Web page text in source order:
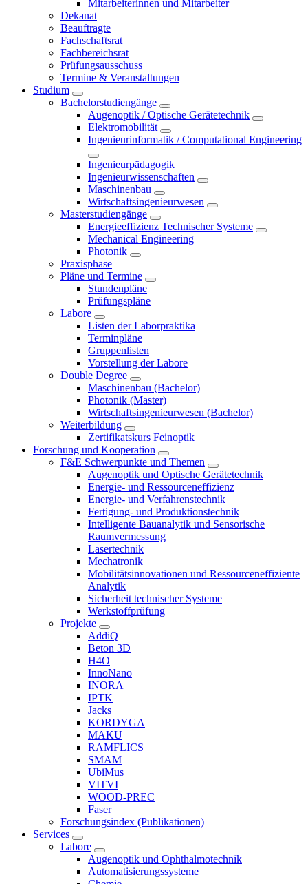
Mitarbeiterinnen und Mitarbeiter
Dekanat
Beauftragte
Fachschaftsrat
Fachbereichsrat
Prüfungsausschuss
Termine & Veranstaltungen
Studium
Bachelorstudiengänge
Augenoptik / Optische Gerätetechnik
Elektromobilität
Ingenieurinformatik / Computational Engineering
Ingenieurpädagogik
Ingenieurwissenschaften
Maschinenbau
Wirtschaftsingenieurwesen
Masterstudiengänge
Energieeffizienz Technischer Systeme
Mechanical Engineering
Photonik
Praxisphase
Pläne und Termine
Stundenpläne
Prüfungspläne
Labore
Listen der Laborpraktika
Terminpläne
Gruppenlisten
Vorstellung der Labore
Double Degree
Maschinenbau (Bachelor)
Photonik (Master)
Wirtschaftsingenieurwesen (Bachelor)
Weiterbildung
Zertifikatskurs Feinoptik
Forschung und Kooperation
F&E Schwerpunkte und Themen
Augenoptik und Optische Gerätetechnik
Energie- und Ressourceneffizienz
Energie- und Verfahrenstechnik
Fertigung- und Produktionstechnik
Intelligente Bauanalytik und Sensorische
Raumvermessung
Lasertechnik
Mechatronik
Mobilitätsinnovationen und Ressourceneffiziente
Analytik
Sicherheit technischer Systeme
Werkstoffprüfung
Projekte
AddiQ
Beton 3D
H4O
InnoNano
INORA
IPTK
Jacks
KORDYGA
MAKU
RAMFLICS
SMAM
UbiMus
VITVI
WOOD-PREC
Faser
Forschungsindex (Publikationen)
Services
Labore
Augenoptik und Ophthalmotechnik
Automatisierungssysteme